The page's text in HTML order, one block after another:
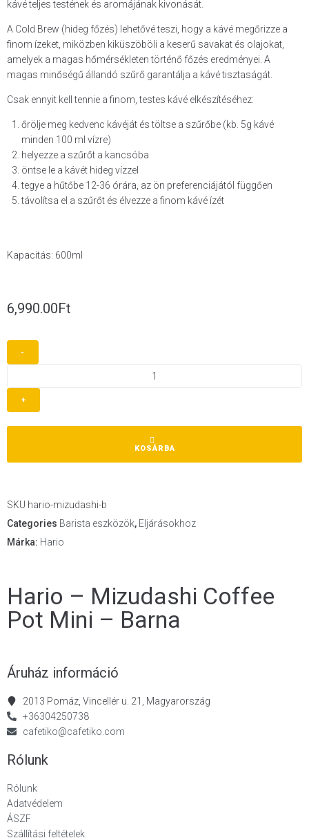
kávé teljes testének és aromájának kivonását.
A Cold Brew (hideg főzés) lehetővé teszi, hogy a kávé megőrizze a
finom ízeket, miközben kiküszöböli a keserű savakat és olajokat,
amelyek a magas hőmérsékleten történő főzés eredményei. A
magas minőségű állandó szűrő garantálja a kávé tisztaságát.
Csak ennyit kell tennie a finom, testes kávé elkészítéséhez:
őrölje meg kedvenc kávéját és töltse a szűrőbe (kb. 5g kávé
minden 100 ml vízre)
helyezze a szűrőt a kancsóba
öntse le a kávét hideg vízzel
tegye a hűtőbe 12-36 órára, az ön preferenciájától függően
távolítsa el a szűrőt és élvezze a finom kávé ízét
Kapacitás: 600ml
6,990.00Ft
-
+
KOSÁRBA
SKU hario-mizudashi-b
Categories Barista eszközök, Eljárásokhoz
Márka: Hario
Hario – Mizudashi Coffee
Pot Mini – Barna
Áruház információ
2013 Pomáz, Vincellér u. 21, Magyarország
+36304250738
cafetiko@cafetiko.com
Rólunk
Rólunk
Adatvédelem
ÁSZF
Szállítási feltételek